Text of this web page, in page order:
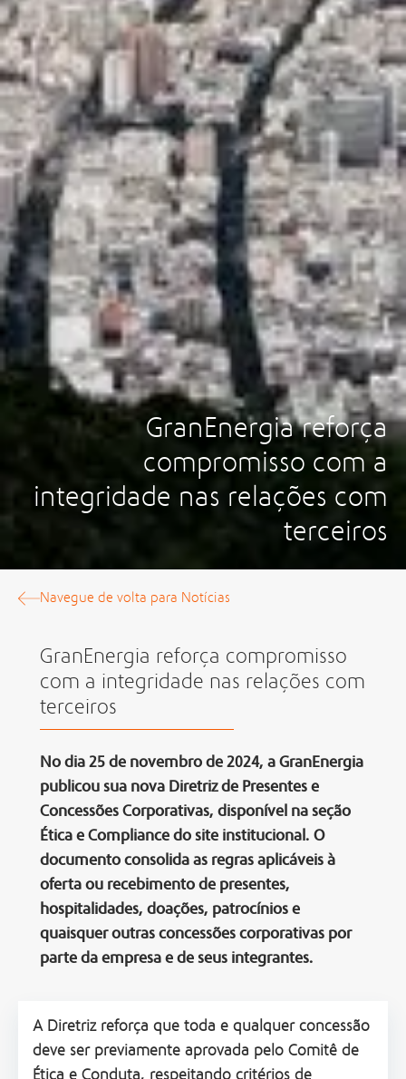
GranEnergia reforça
compromisso com a
integridade nas relações com
terceiros
Navegue de volta para Notícias
GranEnergia reforça compromisso
com a integridade nas relações com
terceiros
No dia 25 de novembro de 2024, a GranEnergia
publicou sua nova Diretriz de Presentes e
Concessões Corporativas, disponível na seção
Ética e Compliance do site institucional. O
documento consolida as regras aplicáveis à
oferta ou recebimento de presentes,
hospitalidades, doações, patrocínios e
quaisquer outras concessões corporativas por
parte da empresa e de seus integrantes.
A Diretriz reforça que toda e qualquer concessão
deve ser previamente aprovada pelo Comitê de